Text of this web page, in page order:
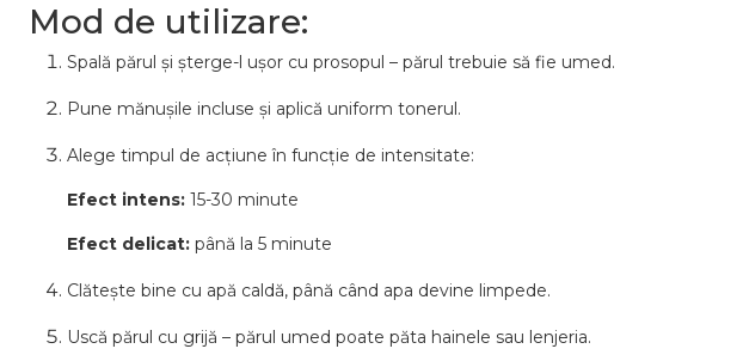
Mod de utilizare:
Spală părul și șterge-l ușor cu prosopul – părul trebuie să fie umed.
Pune mănușile incluse și aplică uniform tonerul.
Alege timpul de acțiune în funcție de intensitate:
Efect intens: 15-30 minute
Efect delicat: până la 5 minute
Clătește bine cu apă caldă, până când apa devine limpede.
Uscă părul cu grijă – părul umed poate păta hainele sau lenjeria.